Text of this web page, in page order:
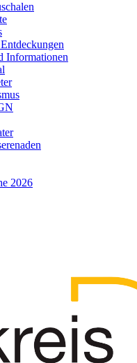
Informationen
2026